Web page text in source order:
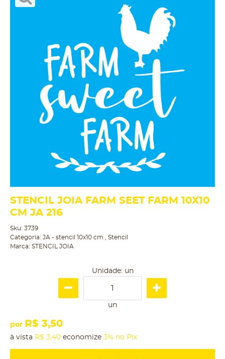
STENCIL JOIA FARM SEET FARM 10X10
CM JA 216
Sku: 3739
Categoria: JA - stencil 10x10 cm
Stencil
Marca: STENCIL JOIA
Unidade: un
un
por R$ 3,50
à vista R$ 3,40 economize 3% no Pix